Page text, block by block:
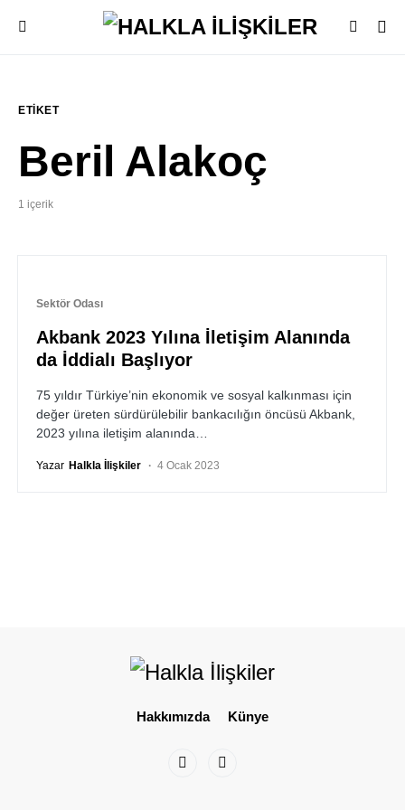
ETIKET
Beril Alakoç
1 içerik
Sektör Odası
Akbank 2023 Yılına İletişim Alanında
da İddialı Başlıyor
75 yıldır Türkiye’nin ekonomik ve sosyal kalkınması için
değer üreten sürdürülebilir bankacılığın öncüsü Akbank,
2023 yılına iletişim alanında…
Yazar Halkla İlişkiler 4 Ocak 2023
Hakkımızda Künye